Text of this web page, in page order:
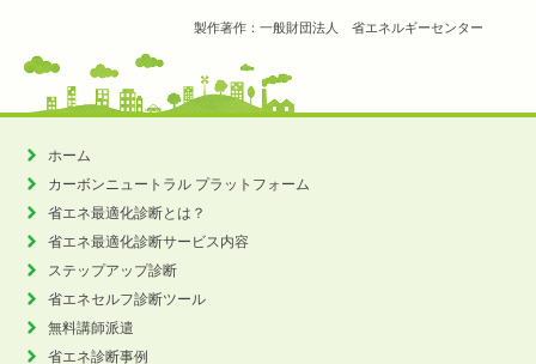
製作著作：一般財団法人 省エネルギーセンター
ホーム
カーボンニュートラル プラットフォーム
省エネ最適化診断とは？
省エネ最適化診断サービス内容
ステップアップ診断
省エネセルフ診断ツール
無料講師派遣
省エネ診断事例